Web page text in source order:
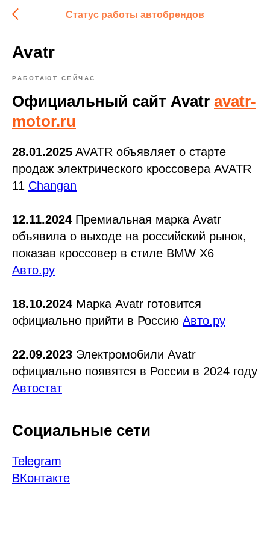
Статус работы автобрендов
Avatr
РАБОТАЮТ СЕЙЧАС
Официальный сайт Avatr avatr-
motor.ru
28.01.2025 AVATR объявляет о старте
продаж электрического кроссовера AVATR
11 Changan
12.11.2024 Премиальная марка Avatr
объявила о выходе на российский рынок,
показав кроссовер в стиле BMW X6
Авто.ру
18.10.2024 Марка Avatr готовится
официально прийти в Россию Авто.ру
22.09.2023 Электромобили Avatr
официально появятся в России в 2024 году
Автостат
Социальные сети
Telegram
ВКонтакте